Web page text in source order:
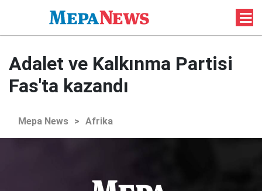
Adalet ve Kalkınma Partisi
Fas'ta kazandı
Mepa News > Afrika